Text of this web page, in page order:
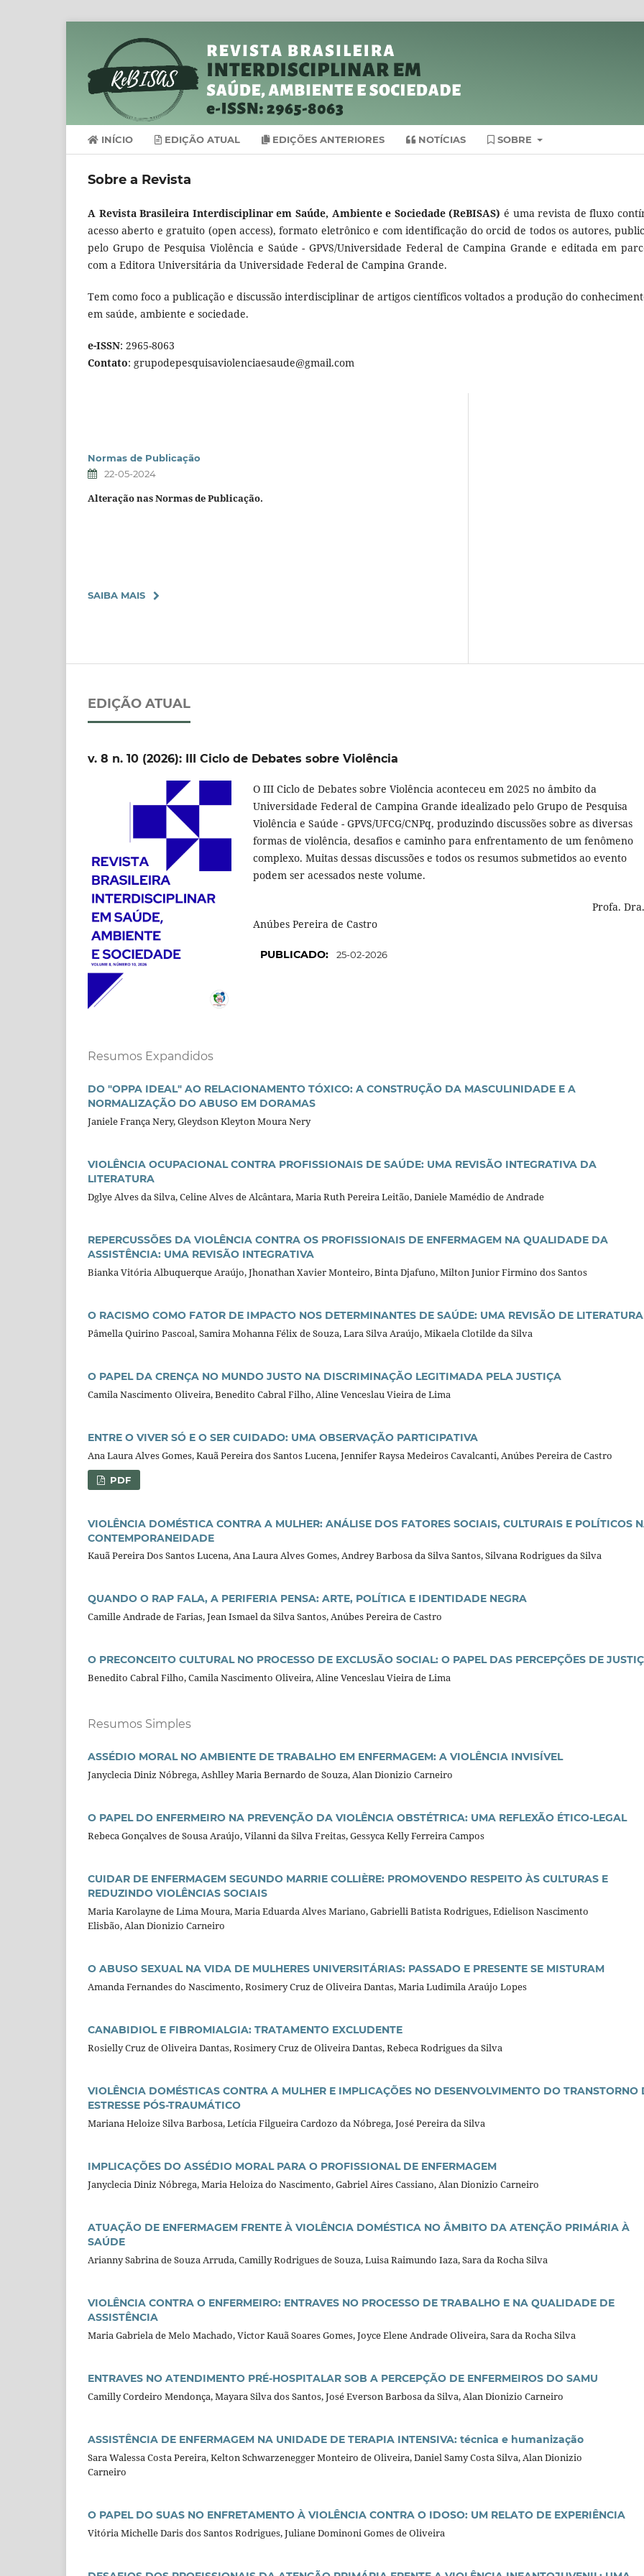
INÍCIO EDIÇÃO ATUAL EDIÇÕES ANTERIORES NOTÍCIAS SOBRE
Sobre a Revista
A Revista Brasileira Interdisciplinar em Saúde, Ambiente e Sociedade (ReBISAS) é uma revista de fluxo
acesso aberto e gratuito (open access), formato eletrônico e com identificação do orcid de todos os autores,
pelo Grupo de Pesquisa Violência e Saúde - GPVS/Universidade Federal de Campina Grande e editada em
com a Editora Universitária da Universidade Federal de Campina Grande.
Tem como foco a publicação e discussão interdisciplinar de artigos científicos voltados a produção do
em saúde, ambiente e sociedade.
e-ISSN: 2965-8063
Contato: grupodepesquisaviolenciaesaude@gmail.com
Normas de Publicação
22-05-2024
Alteração nas Normas de Publicação.
SAIBA MAIS
EDIÇÃO ATUAL
v. 8 n. 10 (2026): III Ciclo de Debates sobre Violência
O III Ciclo de Debates sobre Violência aconteceu em 2025 no âmbito da
Universidade Federal de Campina Grande idealizado pelo Grupo de Pesquisa
Violência e Saúde - GPVS/UFCG/CNPq, produzindo discussões sobre as diversas
formas de violência, desafios e caminho para enfrentamento de um fenômeno
complexo. Muitas dessas discussões e todos os resumos submetidos ao evento
podem ser acessados neste volume.
Profa. Dra.
Anúbes Pereira de Castro
PUBLICADO: 25-02-2026
Resumos Expandidos
DO "OPPA IDEAL" AO RELACIONAMENTO TÓXICO: A CONSTRUÇÃO DA MASCULINIDADE E A
NORMALIZAÇÃO DO ABUSO EM DORAMAS
Janiele França Nery, Gleydson Kleyton Moura Nery
VIOLÊNCIA OCUPACIONAL CONTRA PROFISSIONAIS DE SAÚDE: UMA REVISÃO INTEGRATIVA DA
LITERATURA
Dglye Alves da Silva, Celine Alves de Alcântara, Maria Ruth Pereira Leitão, Daniele Mamédio de Andrade
REPERCUSSÕES DA VIOLÊNCIA CONTRA OS PROFISSIONAIS DE ENFERMAGEM NA QUALIDADE DA
ASSISTÊNCIA: UMA REVISÃO INTEGRATIVA
Bianka Vitória Albuquerque Araújo, Jhonathan Xavier Monteiro, Binta Djafuno, Milton Junior Firmino dos Santos
O RACISMO COMO FATOR DE IMPACTO NOS DETERMINANTES DE SAÚDE: UMA REVISÃO DE LITERATURA
Pâmella Quirino Pascoal, Samira Mohanna Félix de Souza, Lara Silva Araújo, Mikaela Clotilde da Silva
O PAPEL DA CRENÇA NO MUNDO JUSTO NA DISCRIMINAÇÃO LEGITIMADA PELA JUSTIÇA
Camila Nascimento Oliveira, Benedito Cabral Filho, Aline Venceslau Vieira de Lima
ENTRE O VIVER SÓ E O SER CUIDADO: UMA OBSERVAÇÃO PARTICIPATIVA
Ana Laura Alves Gomes, Kauã Pereira dos Santos Lucena, Jennifer Raysa Medeiros Cavalcanti, Anúbes Pereira de Castro
PDF
VIOLÊNCIA DOMÉSTICA CONTRA A MULHER: ANÁLISE DOS FATORES SOCIAIS, CULTURAIS E POLÍTICOS
CONTEMPORANEIDADE
Kauã Pereira Dos Santos Lucena, Ana Laura Alves Gomes, Andrey Barbosa da Silva Santos, Silvana Rodrigues da Silva
QUANDO O RAP FALA, A PERIFERIA PENSA: ARTE, POLÍTICA E IDENTIDADE NEGRA
Camille Andrade de Farias, Jean Ismael da Silva Santos, Anúbes Pereira de Castro
O PRECONCEITO CULTURAL NO PROCESSO DE EXCLUSÃO SOCIAL: O PAPEL DAS PERCEPÇÕES DE
Benedito Cabral Filho, Camila Nascimento Oliveira, Aline Venceslau Vieira de Lima
Resumos Simples
ASSÉDIO MORAL NO AMBIENTE DE TRABALHO EM ENFERMAGEM: A VIOLÊNCIA INVISÍVEL
Janyclecia Diniz Nóbrega, Ashlley Maria Bernardo de Souza, Alan Dionizio Carneiro
O PAPEL DO ENFERMEIRO NA PREVENÇÃO DA VIOLÊNCIA OBSTÉTRICA: UMA REFLEXÃO ÉTICO-LEGAL
Rebeca Gonçalves de Sousa Araújo, Vilanni da Silva Freitas, Gessyca Kelly Ferreira Campos
CUIDAR DE ENFERMAGEM SEGUNDO MARRIE COLLIÈRE: PROMOVENDO RESPEITO ÀS CULTURAS E
REDUZINDO VIOLÊNCIAS SOCIAIS
Maria Karolayne de Lima Moura, Maria Eduarda Alves Mariano, Gabrielli Batista Rodrigues, Edielison Nascimento
Elisbão, Alan Dionizio Carneiro
O ABUSO SEXUAL NA VIDA DE MULHERES UNIVERSITÁRIAS: PASSADO E PRESENTE SE MISTURAM
Amanda Fernandes do Nascimento, Rosimery Cruz de Oliveira Dantas, Maria Ludimila Araújo Lopes
CANABIDIOL E FIBROMIALGIA: TRATAMENTO EXCLUDENTE
Rosielly Cruz de Oliveira Dantas, Rosimery Cruz de Oliveira Dantas, Rebeca Rodrigues da Silva
VIOLÊNCIA DOMÉSTICAS CONTRA A MULHER E IMPLICAÇÕES NO DESENVOLVIMENTO DO TRANSTORNO
ESTRESSE PÓS-TRAUMÁTICO
Mariana Heloize Silva Barbosa, Letícia Filgueira Cardozo da Nóbrega, José Pereira da Silva
IMPLICAÇÕES DO ASSÉDIO MORAL PARA O PROFISSIONAL DE ENFERMAGEM
Janyclecia Diniz Nóbrega, Maria Heloiza do Nascimento, Gabriel Aires Cassiano, Alan Dionizio Carneiro
ATUAÇÃO DE ENFERMAGEM FRENTE À VIOLÊNCIA DOMÉSTICA NO ÂMBITO DA ATENÇÃO PRIMÁRIA À
SAÚDE
Arianny Sabrina de Souza Arruda, Camilly Rodrigues de Souza, Luisa Raimundo Iaza, Sara da Rocha Silva
VIOLÊNCIA CONTRA O ENFERMEIRO: ENTRAVES NO PROCESSO DE TRABALHO E NA QUALIDADE DE
ASSISTÊNCIA
Maria Gabriela de Melo Machado, Victor Kauã Soares Gomes, Joyce Elene Andrade Oliveira, Sara da Rocha Silva
ENTRAVES NO ATENDIMENTO PRÉ-HOSPITALAR SOB A PERCEPÇÃO DE ENFERMEIROS DO SAMU
Camilly Cordeiro Mendonça, Mayara Silva dos Santos, José Everson Barbosa da Silva, Alan Dionizio Carneiro
ASSISTÊNCIA DE ENFERMAGEM NA UNIDADE DE TERAPIA INTENSIVA: técnica e humanização
Sara Walessa Costa Pereira, Kelton Schwarzenegger Monteiro de Oliveira, Daniel Samy Costa Silva, Alan Dionizio
Carneiro
O PAPEL DO SUAS NO ENFRETAMENTO À VIOLÊNCIA CONTRA O IDOSO: UM RELATO DE EXPERIÊNCIA
Vitória Michelle Daris dos Santos Rodrigues, Juliane Dominoni Gomes de Oliveira